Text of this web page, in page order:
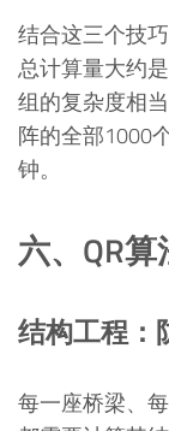
结合这三个技
总计算量大约
组的复杂度相
阵的全部1000
钟。
六、QR
结构工程：
每一座桥梁、